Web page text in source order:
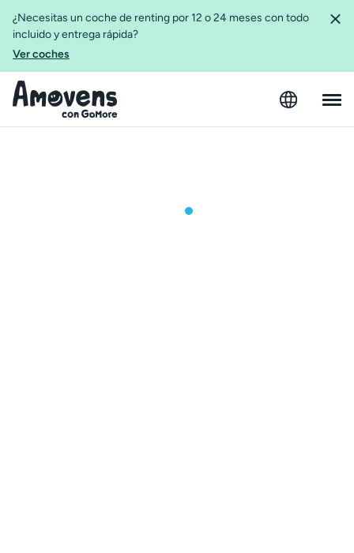
¿Necesitas un coche de renting por 12 o 24 meses con todo
incluido y entrega rápida?
Ver coches